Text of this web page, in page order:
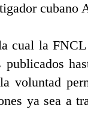
cubano
cual la
voluntad
ya sea a